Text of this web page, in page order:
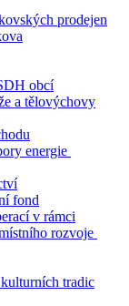
prodejen
obcí
a tělovýchovy
energie
fond
v rámci
rozvoje
tradic